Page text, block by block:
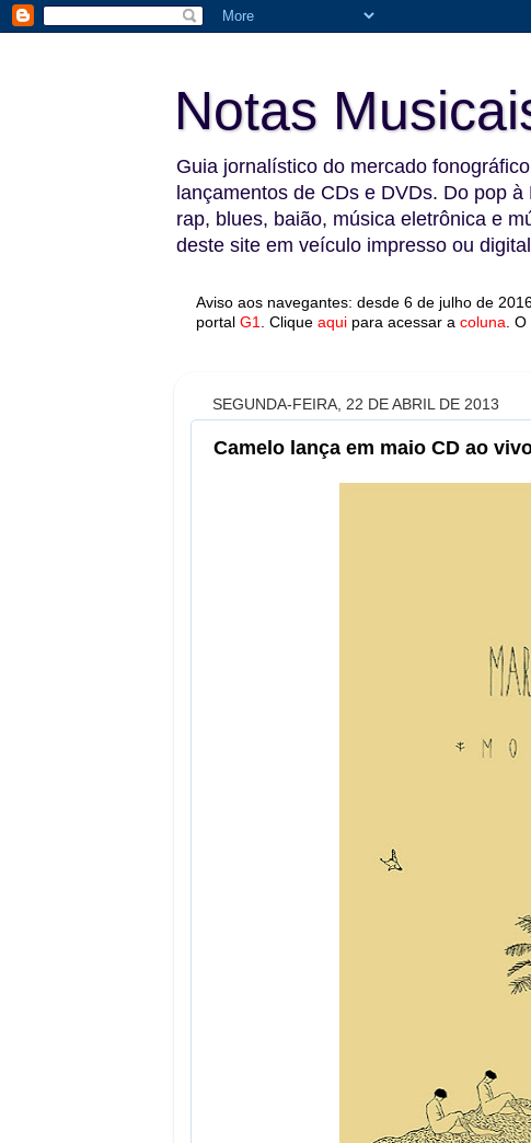
Notas
Guia jornalístico do mercado
lançamentos de CDs e DVDs. Do pop
rap, blues, baião, música eletrônica e
deste site em veículo impresso ou
Aviso aos navegantes: desde 6 de julho de
portal G1 Clique aqui para acessar a coluna O
SEGUNDA-FEIRA, 22 DE ABRIL DE 2013
Camelo lança em maio CD ao